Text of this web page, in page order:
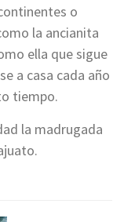
o
la ancianita
ella que sigue
a casa cada año
tiempo.
la madrugada